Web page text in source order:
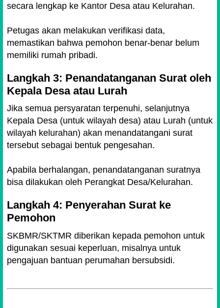
secara lengkap ke Kantor Desa atau Kelurahan.
Petugas akan melakukan verifikasi data,
memastikan bahwa pemohon benar-benar belum
memiliki rumah pribadi.
Langkah 3: Penandatanganan Surat oleh
Kepala Desa atau Lurah
Jika semua persyaratan terpenuhi, selanjutnya
Kepala Desa (untuk wilayah desa) atau Lurah (untuk
wilayah kelurahan) akan menandatangani surat
tersebut sebagai bentuk pengesahan.
Apabila berhalangan, penandatanganan suratnya
bisa dilakukan oleh Perangkat Desa/Kelurahan.
Langkah 4: Penyerahan Surat ke
Pemohon
SKBMR/SKTMR diberikan kepada pemohon untuk
digunakan sesuai keperluan, misalnya untuk
pengajuan bantuan perumahan bersubsidi.